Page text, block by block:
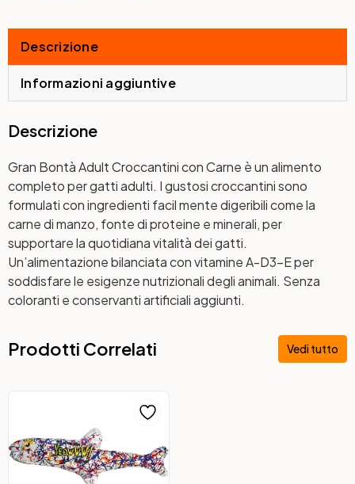
Descrizione
Informazioni aggiuntive
Descrizione
Gran Bontà Adult Croccantini con Carne è un alimento
completo per gatti adulti. I gustosi croccantini sono
formulati con ingredienti facil mente digeribili come la
carne di manzo, fonte di proteine e minerali, per
supportare la quotidiana vitalità dei gatti.
Un’alimentazione bilanciata con vitamine A-D3-E per
soddisfare le esigenze nutrizionali degli animali. Senza
coloranti e conservanti artificiali aggiunti.
Prodotti Correlati Vedi tutto